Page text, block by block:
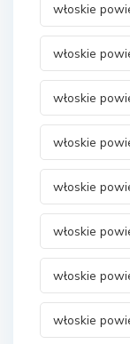
włoskie
włoskie
włoskie
włoskie
włoskie
włoskie
włoskie
włoskie